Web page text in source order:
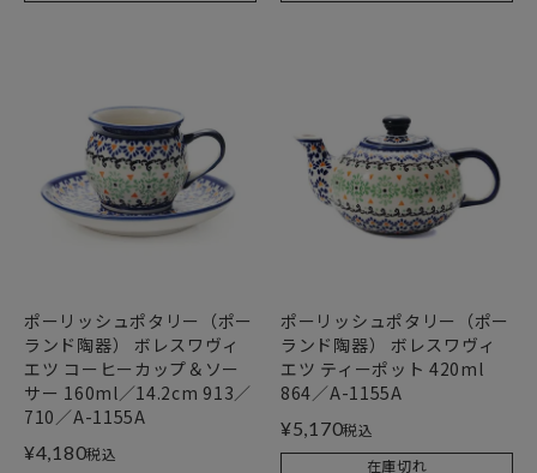
ポーリッシュポタリー（ポー
ランド陶器） ボレスワヴィ
エツ コーヒーカップ＆ソー
サー 160ml／14.2cm 913／
710／A-1155A
¥4,180税込
ポーリッシュポタリー（ポー
ランド陶器） ボレスワヴィ
エツ ティーポット 420ml
864／A-1155A
¥5,170税込
在庫切れ